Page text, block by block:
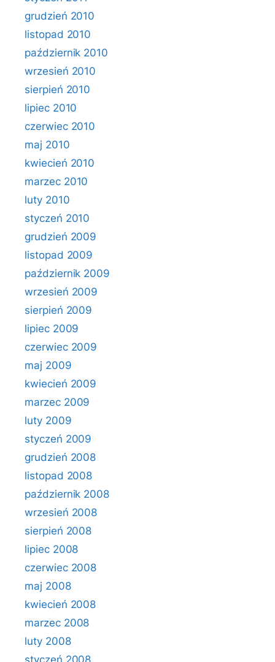
grudzień 2010
listopad 2010
październik 2010
wrzesień 2010
sierpień 2010
lipiec 2010
czerwiec 2010
maj 2010
kwiecień 2010
marzec 2010
luty 2010
styczeń 2010
grudzień 2009
listopad 2009
październik 2009
wrzesień 2009
sierpień 2009
lipiec 2009
czerwiec 2009
maj 2009
kwiecień 2009
marzec 2009
luty 2009
styczeń 2009
grudzień 2008
listopad 2008
październik 2008
wrzesień 2008
sierpień 2008
lipiec 2008
czerwiec 2008
maj 2008
kwiecień 2008
marzec 2008
luty 2008
styczeń 2008